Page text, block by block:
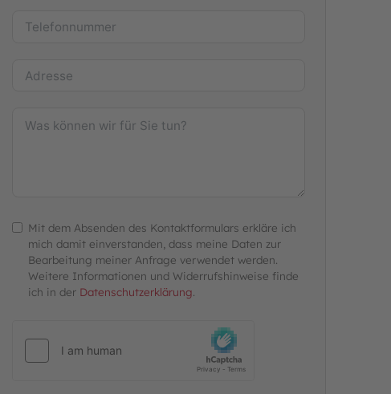
Mit dem Absenden des Kontaktformulars erkläre ich
mich damit einverstanden, dass meine Daten zur
Bearbeitung meiner Anfrage verwendet werden.
Weitere Informationen und Widerrufshinweise finde
ich in der Datenschutzerklärung